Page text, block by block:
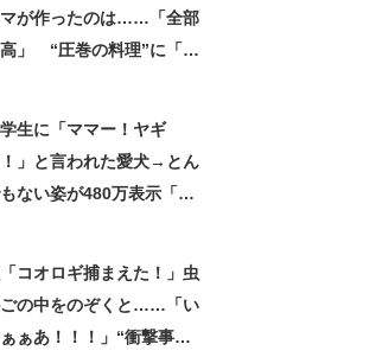
が作ったのは……「全部
」 “圧巻の料理”に「う
生に「ママー！ヤギ
」と言われた愛犬→とん
ない姿が480万表示「ど
コオロギ捕まえた！」虫
の中をのぞくと……「い
ぁあ！！！」“衝撃事